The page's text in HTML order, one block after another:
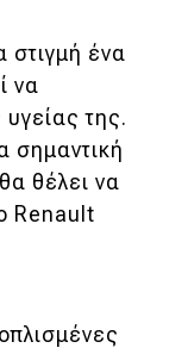
στιγμή ένα
να
της.
σημαντική
θέλει να
Renault